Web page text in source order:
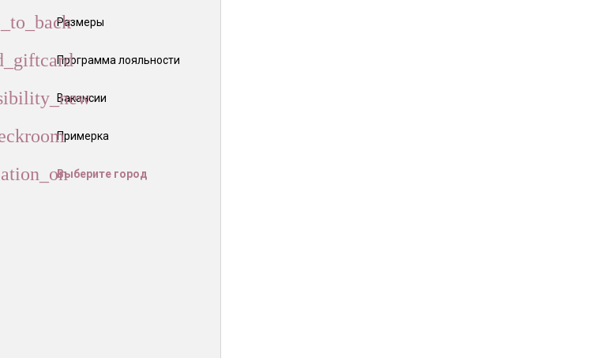
Размеры
Программа лояльности
Вакансии
Примерка
Выберите город